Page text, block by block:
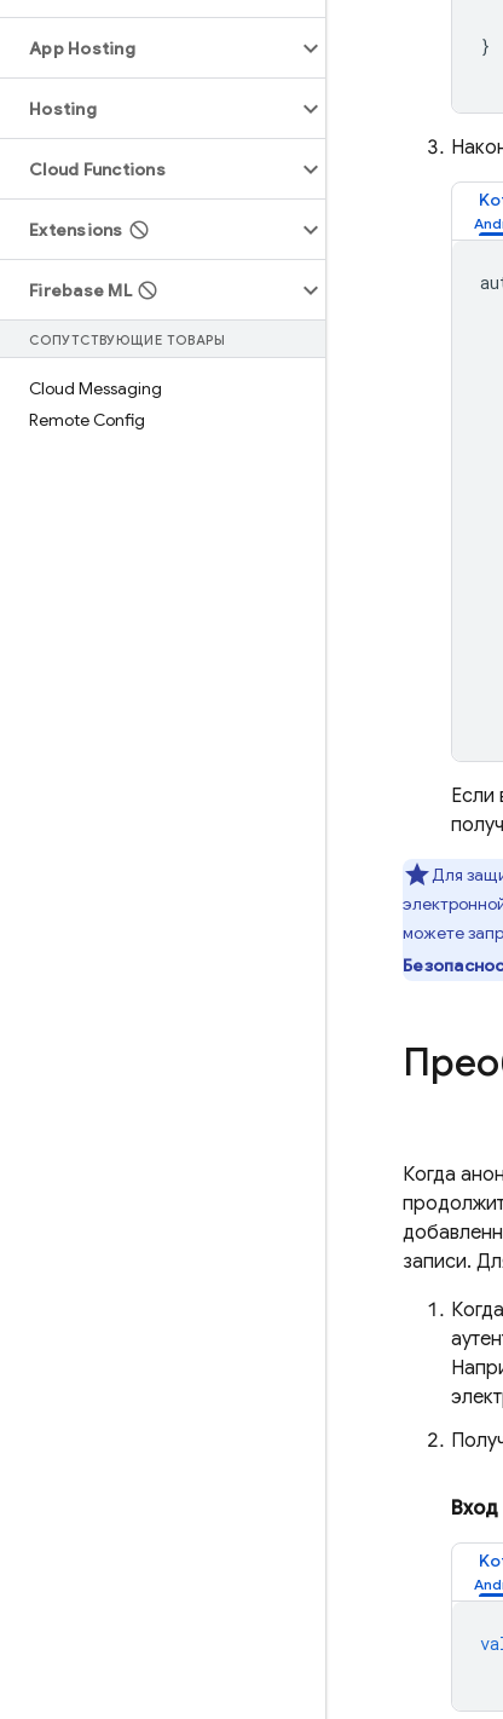
App Hosting
Hosting
Cloud Functions
Extensions
Firebase ML
СОПУТСТВУЮЩИЕ ТОВАРЫ
Cloud Messaging
Remote Config
}
Если
Для
можете
Когда
записи.